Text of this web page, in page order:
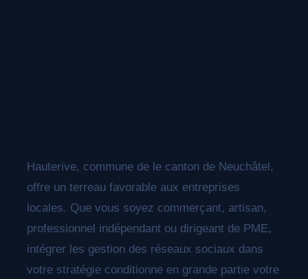
Hauterive, commune de le canton de Neuchâtel,
offre un terreau favorable aux entreprises
locales. Que vous soyez commerçant, artisan,
professionnel indépendant ou dirigeant de PME,
intégrer les gestion des réseaux sociaux dans
votre stratégie conditionne en grande partie votre